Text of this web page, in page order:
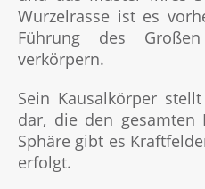
Wurzelrasse ist es
Führung des
verkörpern.
Sein Kausalkörper
dar, die den gesamten
Sphäre gibt es
erfolgt.